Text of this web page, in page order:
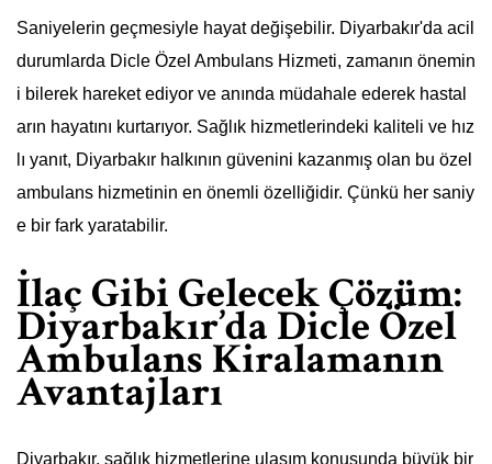
Saniyelerin geçmesiyle hayat değişebilir. Diyarbakır'da acil
durumlarda Dicle Özel Ambulans Hizmeti, zamanın önemin
i bilerek hareket ediyor ve anında müdahale ederek hastal
arın hayatını kurtarıyor. Sağlık hizmetlerindeki kaliteli ve hız
lı yanıt, Diyarbakır halkının güvenini kazanmış olan bu özel
ambulans hizmetinin en önemli özelliğidir. Çünkü her saniy
e bir fark yaratabilir.
İlaç Gibi Gelecek Çözüm:
Diyarbakır’da Dicle Özel
Ambulans Kiralamanın
Avantajları
Diyarbakır, sağlık hizmetlerine ulaşım konusunda büyük bir